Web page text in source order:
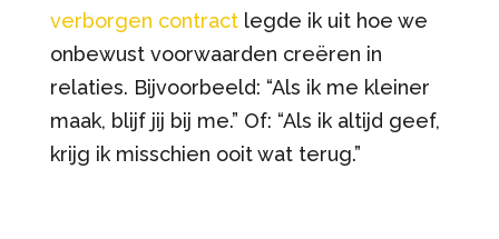
verborgen contractlegde ik uit hoe we
onbewust voorwaarden creëren in
relaties. Bijvoorbeeld: “Als ik me kleiner
maak, blijf jij bij me.” Of: “Als ik altijd geef,
krijg ik misschien ooit wat terug.”